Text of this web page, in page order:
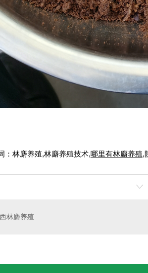
：林麝养殖,林麝养殖技术,哪里有林麝养殖,
林麝养殖